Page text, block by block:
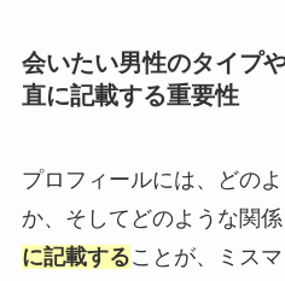
会いたい男性のタイプ
直に記載する重要性
プロフィールには、どの
か、そしてどのような関
に記載することが、ミス